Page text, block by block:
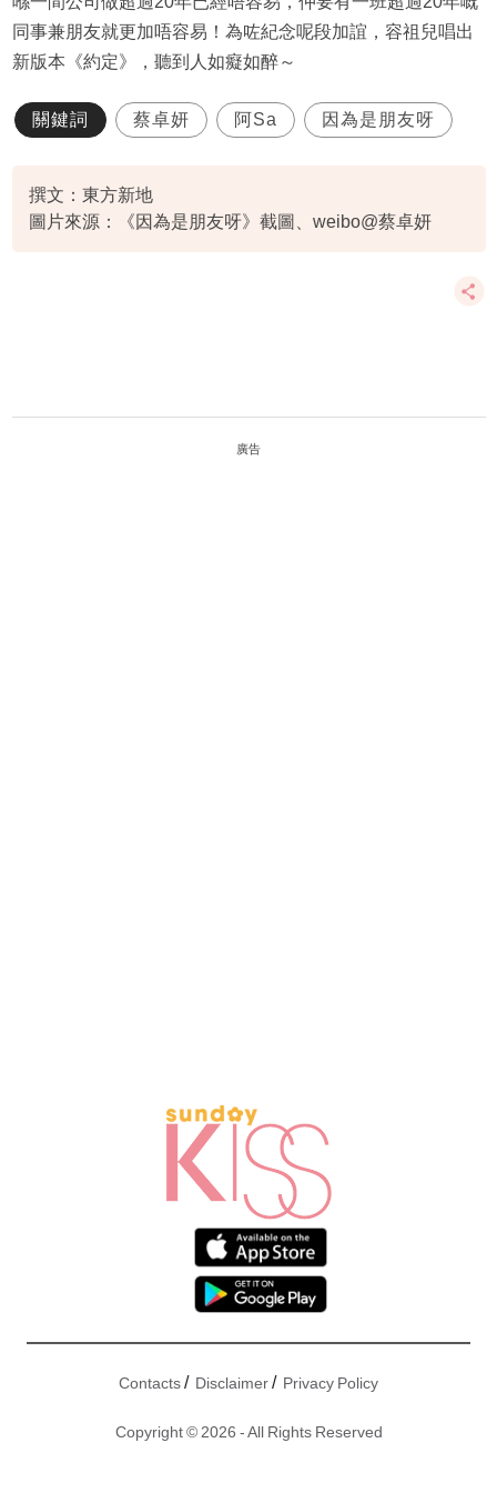
同事兼朋友就更加唔容易！為咗紀念呢段加誼，容祖兒唱出
新版本《約定》，聽到人如癡如醉～
關鍵詞 蔡卓妍 阿Sa 因為是朋友呀
撰文：東方新地
圖片來源：《因為是朋友呀》截圖、weibo@蔡卓妍
廣告
Contacts/ Disclaimer/ Privacy Policy
Copyright © 2026 - All Rights Reserved